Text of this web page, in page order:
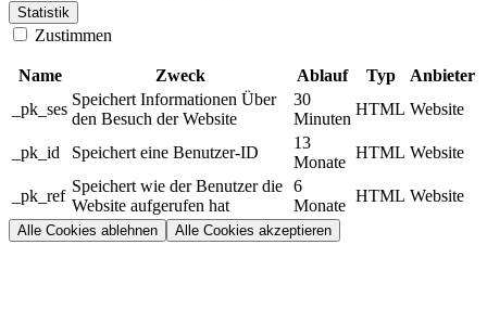
Statistik
Zustimmen
Name Zweck Ablauf Typ
Anbieter
_pk_ses
Speichert Informationen Über
den Besuch der Website
30
Minuten
HTML Website
_pk_id Speichert eine Benutzer-ID
13
Monate
HTML Website
_pk_ref
Speichert wie der Benutzer die
Website aufgerufen hat
6
Monate
HTML Website
Alle Cookies ablehnen Alle Cookies akzeptieren